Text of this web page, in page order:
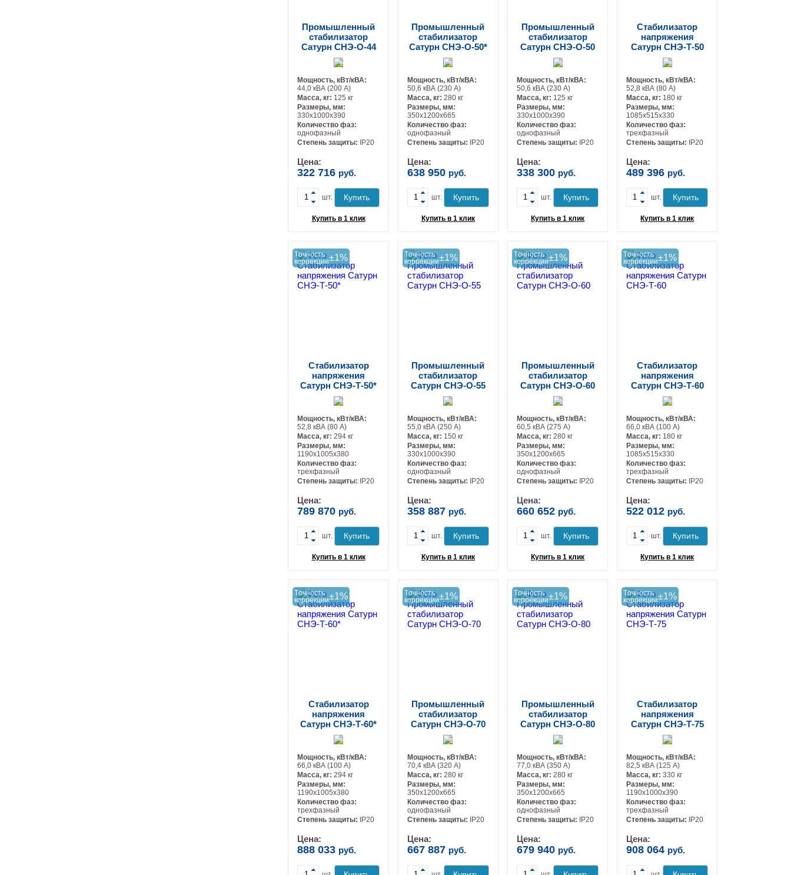
Промышленный
стабилизатор
Сатурн СНЭ-О-44
Мощность, кВт/кВА:
44,0 кВА (200 А)
Масса, кг: 125 кг
Размеры, мм:
330х1000х390
Количество фаз:
однофазный
Степень защиты: IP20
Цена:
322 716 руб.
-
+
шт. Купить
Купить в 1 клик
Промышленный
стабилизатор
Сатурн СНЭ-О-50*
Мощность, кВт/кВА:
50,6 кВА (230 А)
Масса, кг: 280 кг
Размеры, мм:
350х1200х665
Количество фаз:
однофазный
Степень защиты: IP20
Цена:
638 950 руб.
-
+
шт. Купить
Купить в 1 клик
Промышленный
стабилизатор
Сатурн СНЭ-О-50
Мощность, кВт/кВА:
50,6 кВА (230 А)
Масса, кг: 125 кг
Размеры, мм:
330х1000х390
Количество фаз:
однофазный
Степень защиты: IP20
Цена:
338 300 руб.
-
+
шт. Купить
Купить в 1 клик
Стабилизатор
напряжения
Сатурн СНЭ-Т-50
Мощность, кВт/кВА:
52,8 кВА (80 А)
Масса, кг: 180 кг
Размеры, мм:
1085х515х330
Количество фаз:
трехфазный
Степень защиты: IP20
Цена:
489 396 руб.
-
+
шт. Купить
Купить в 1 клик
Tочность
коррекции±1%
Стабилизатор
напряжения
Сатурн СНЭ-Т-50*
Мощность, кВт/кВА:
52,8 кВА (80 А)
Масса, кг:294 кг
Размеры, мм:
1190х1005х380
Количество фаз:
трехфазный
Степень защиты: IP20
Цена:
789 870 руб.
-
+
шт. Купить
Купить в 1 клик
Tочность
коррекции±1%
Промышленный
стабилизатор
Сатурн СНЭ-О-55
Мощность, кВт/кВА:
55,0 кВА (250 А)
Масса, кг: 150 кг
Размеры, мм:
330х1000х390
Количество фаз:
однофазный
Степень защиты: IP20
Цена:
358 887 руб.
-
+
шт. Купить
Купить в 1 клик
Tочность
коррекции±1%
Промышленный
стабилизатор
Сатурн СНЭ-О-60
Мощность, кВт/кВА:
60,5 кВА (275 А)
Масса, кг: 280 кг
Размеры, мм:
350х1200х665
Количество фаз:
однофазный
Степень защиты: IP20
Цена:
660 652 руб.
-
+
шт. Купить
Купить в 1 клик
Tочность
коррекции±1%
Стабилизатор
напряжения
Сатурн СНЭ-Т-60
Мощность, кВт/кВА:
66,0 кВА (100 А)
Масса, кг: 180 кг
Размеры, мм:
1085х515х330
Количество фаз:
трехфазный
Степень защиты: IP20
Цена:
522 012 руб.
-
+
шт. Купить
Купить в 1 клик
Tочность
коррекции±1%
Стабилизатор
напряжения
Сатурн СНЭ-Т-60*
Мощность, кВт/кВА:
66,0 кВА (100 А)
Масса, кг:294 кг
Размеры, мм:
1190х1005х380
Количество фаз:
трехфазный
Степень защиты: IP20
Цена:
888 033 руб.
-
Tочность
коррекции±1%
Промышленный
стабилизатор
Сатурн СНЭ-О-70
Мощность, кВт/кВА:
70,4 кВА (320 А)
Масса, кг: 280 кг
Размеры, мм:
350х1200х665
Количество фаз:
однофазный
Степень защиты: IP20
Цена:
667 887 руб.
-
Tочность
коррекции±1%
Промышленный
стабилизатор
Сатурн СНЭ-О-80
Мощность, кВт/кВА:
77,0 кВА (350 А)
Масса, кг: 280 кг
Размеры, мм:
350х1200х665
Количество фаз:
однофазный
Степень защиты: IP20
Цена:
679 940 руб.
-
Tочность
коррекции±1%
Стабилизатор
напряжения
Сатурн СНЭ-Т-75
Мощность, кВт/кВА:
82,5 кВА (125 А)
Масса, кг:330 кг
Размеры, мм:
1190х1000х390
Количество фаз:
трехфазный
Степень защиты: IP20
Цена:
908 064 руб.
-